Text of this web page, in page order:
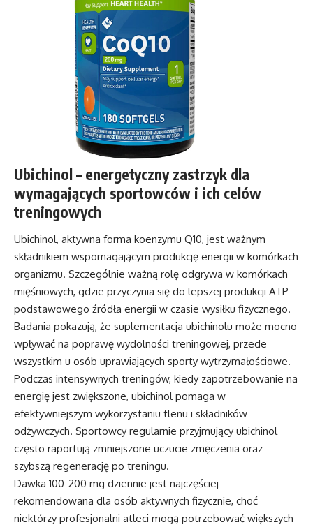
Ubichinol – energetyczny zastrzyk dla
wymagających sportowców i ich celów
treningowych
Ubichinol, aktywna forma koenzymu Q10, jest ważnym
składnikiem wspomagającym produkcję energii w komórkach
organizmu. Szczególnie ważną rolę odgrywa w komórkach
mięśniowych, gdzie przyczynia się do lepszej produkcji ATP –
podstawowego źródła energii w czasie wysiłku fizycznego.
Badania pokazują, że suplementacja ubichinolu może mocno
wpływać na poprawę wydolności treningowej, przede
wszystkim u osób uprawiających sporty wytrzymałościowe.
Podczas intensywnych treningów, kiedy zapotrzebowanie na
energię jest zwiększone, ubichinol pomaga w
efektywniejszym wykorzystaniu tlenu i składników
odżywczych. Sportowcy regularnie przyjmujący ubichinol
często raportują zmniejszone uczucie zmęczenia oraz
szybszą regenerację po treningu.
Dawka 100-200 mg dziennie jest najczęściej
rekomendowana dla osób aktywnych fizycznie, choć
niektórzy profesjonalni atleci mogą potrzebować większych